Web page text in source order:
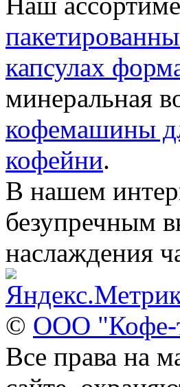
капсулах
минеральная
кофемашины
кофейни.
В нашем
безупречным
наслаждения
© ООО "Кофе-
Все права на